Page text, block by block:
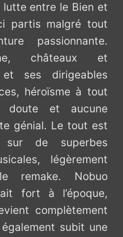
entre le Bien et
partis malgré tout
passionnante.
châteaux et
ses dirigeables
héroïsme à tout
doute et aucune
génial. Le tout est
de superbes
légèrement
remake. Nobuo
fort à l’époque,
complètement
subit une